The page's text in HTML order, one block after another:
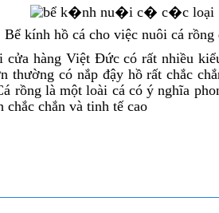
Bể kính hồ cá cho việc nuôi cá rồng
cửa hàng Việt Đức có rất nhiều
thường có nắp đậy hồ rất chắc
rồng là một loài cá có ý nghĩa
chắn và tinh tế cao